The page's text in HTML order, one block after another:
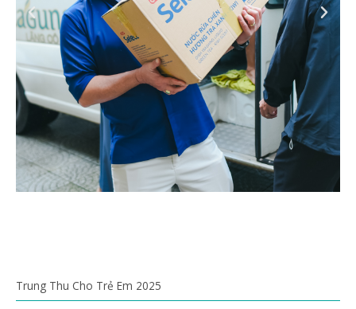
Trung Thu Cho Trẻ Em 2025